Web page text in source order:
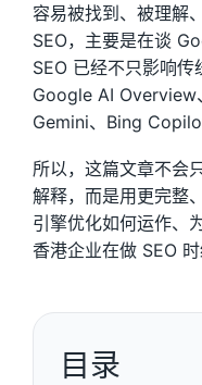
容易被找到、被理解
SEO，主要是在谈
SEO 已经不只影响
Google AI Overview
Gemini、Bing
所以，这篇文章不会
解释，而是用更完整
引擎优化如何运作、
香港企业在做 SEO 时
目录